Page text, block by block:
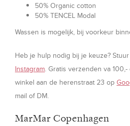
50% Organic cotton
50% TENCEL Modal
Wassen is mogelijk, bij voorkeur
Heb je hulp nodig bij je keuze?
Instagram. Gratis verzenden va
winkel aan de herenstraat 23 op
mail of DM.
MarMar Copenhagen